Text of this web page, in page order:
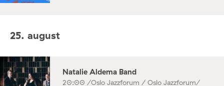
25. august
Natalie Aldema Band
20:00 /Oslo Jazzforum / Oslo Jazzforum/